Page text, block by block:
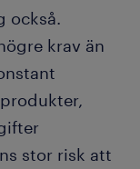
också.
krav än
stor risk att